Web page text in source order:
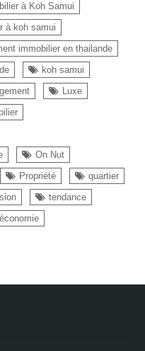
à Koh Samui
à koh samui
immobilier en thailande
koh samui
Luxe
On Nut
Propriété
quartier
tendance
économie